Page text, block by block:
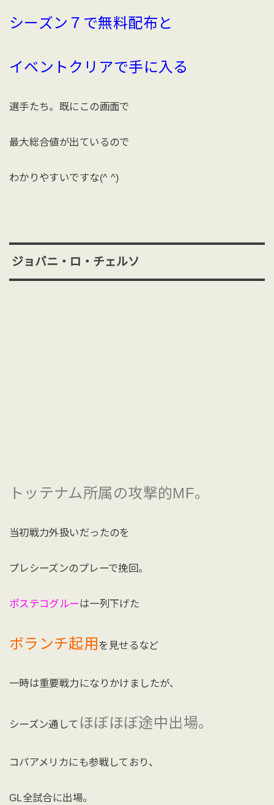
シーズン７で無料配布と
イベントクリアで手に入る
選手たち。既にこの画面で
最大総合値が出ているので
わかりやすいですな(^ ^)
ジョバニ・ロ・チェルソ
トッテナム所属の攻撃的MF。
当初戦力外扱いだったのを
プレシーズンのプレーで挽回。
ポステコグルー は一列下げた
ボランチ起用を見せるなど
一時は重要戦力になりかけましたが、
シーズン通して ほぼほぼ途中出場。
コパアメリカにも参戦しており、
GL全試合に出場。